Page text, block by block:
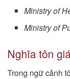
Ministry of
Ministry of
Nghĩa tôn
Trong ngữ cảnh